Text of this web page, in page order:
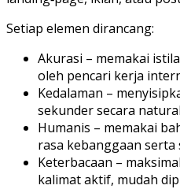
Setiap elemen dirancang:
Akurasi – memakai
oleh pencari kerja
Kedalaman –
sekunder secara
Humanis – memakai
rasa kebanggaan serta
Keterbacaan –
kalimat aktif, mudah